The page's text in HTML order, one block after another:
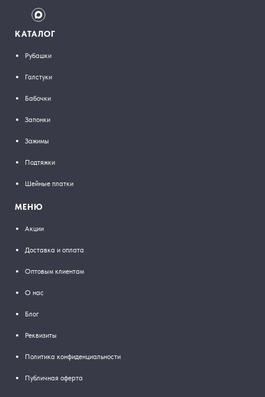
КАТАЛОГ
Рубашки
Галстуки
Бабочки
Запонки
Зажимы
Подтяжки
Шейные платки
МЕНЮ
Акции
Доставка и оплата
Оптовым клиентам
О нас
Блог
Реквизиты
Политика конфиденциальности
Публичная оферта